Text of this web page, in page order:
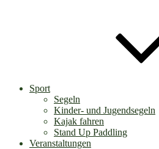
Sport
Segeln
Kinder- und Jugendsegeln
Kajak fahren
Stand Up Paddling
Veranstaltungen